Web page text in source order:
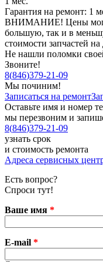
Гарантия на ремонт: 1
ВНИМАНИЕ! Цены могут
большую, так и в
стоимости запчастей на
Не нашли поломки
Звоните!
8(846)379-21-09
Мы починим!
Записаться на ремонт
Оставьте имя и номер
мы перезвоним и
8(846)379-21-09
узнать срок
и стоимость ремонта
Адреса сервисных
Есть вопрос?
Спроси тут!
Ваше имя *
E-mail *